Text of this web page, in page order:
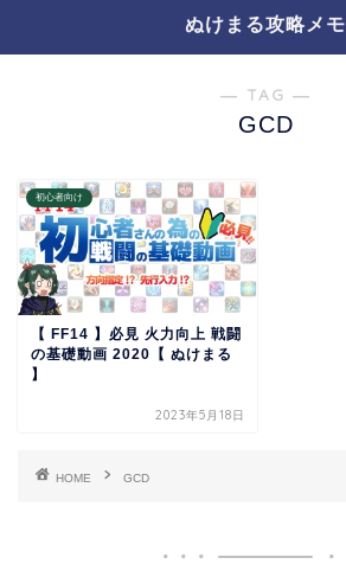
ぬけまる攻略メモ
― TAG ―
GCD
初心者向け
【 FF14 】必見 火力向上 戦闘
の基礎動画 2020【 ぬけまる
】
2023年5月18日
HOME GCD